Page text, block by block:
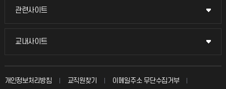
입학안내
묻고 답하기
칭찬마당
관련사이트
관련사이트
국방헬프콜
교내사이트
교내사이트
교수회
개인정보처리방침 교직원찾기
이메일주소 무단수집거부